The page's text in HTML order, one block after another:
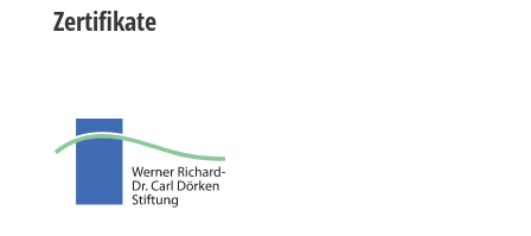
Zertifikate